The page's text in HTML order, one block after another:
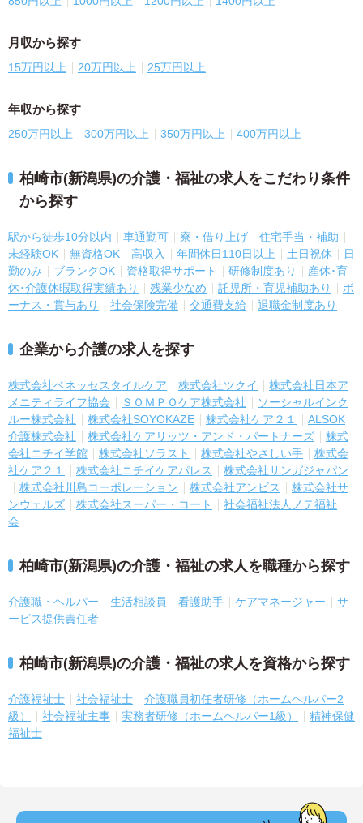
月収から探す
15万円以上 20万円以上 25万円以上
年収から探す
250万円以上 300万円以上 350万円以上 400万円以上
柏崎市(新潟県)の介護・福祉の求人をこだわり条件
から探す
駅から徒歩10分以内 車通勤可 寮・借り上げ
住宅手当・補助
未経験OK
無資格OK 高収入 年間休日110日以上 土日祝休
日
勤のみ
ブランクOK 資格取得サポート 研修制度あり
産休･育
休･介護休暇取得実績あり
残業少なめ 託児所・育児補助あり
ボ
ーナス・賞与あり
社会保険完備 交通費支給 退職金制度あり
企業から介護の求人を探す
株式会社ベネッセスタイルケア 株式会社ツクイ
株式会社日本ア
メニティライフ協会
ＳＯＭＰＯケア株式会社
ソーシャルインク
ルー株式会社
株式会社SOYOKAZE 株式会社ケア２１
ALSOK
介護株式会社
株式会社ケアリッツ・アンド・パートナーズ
株式
会社ニチイ学館
株式会社ソラスト 株式会社やさしい手
株式会
社ケア２１
株式会社ニチイケアパレス
株式会社サンガジャパン
株式会社川島コーポレーション
株式会社アンビス
株式会社サ
ンウェルズ
株式会社スーパー・コート
社会福祉法人ノテ福祉
会
柏崎市(新潟県)の介護・福祉の求人を職種から探す
介護職・ヘルパー 生活相談員 看護助手 ケアマネージャー
サ
ービス提供責任者
柏崎市(新潟県)の介護・福祉の求人を資格から探す
介護福祉士 社会福祉士
介護職員初任者研修（ホームヘルパー2
級）
社会福祉主事 実務者研修（ホームヘルパー1級）
精神保健
福祉士